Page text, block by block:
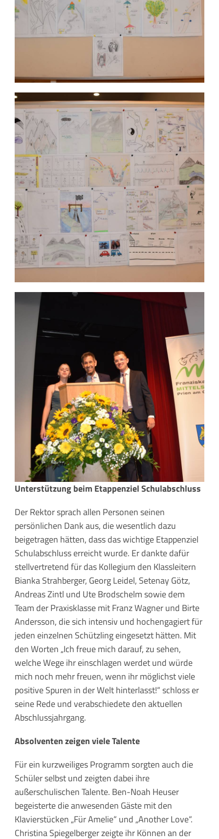
Unterstützung beim Etappenziel Schulabschluss
Der Rektor sprach allen Personen seinen
persönlichen Dank aus, die wesentlich dazu
beigetragen hätten, dass das wichtige Etappenziel
Schulabschluss erreicht wurde. Er dankte dafür
stellvertretend für das Kollegium den Klassleitern
Bianka Strahberger, Georg Leidel, Setenay Götz,
Andreas Zintl und Ute Brodschelm sowie dem
Team der Praxisklasse mit Franz Wagner und Birte
Andersson, die sich intensiv und hochengagiert für
jeden einzelnen Schützling eingesetzt hätten. Mit
den Worten „Ich freue mich darauf, zu sehen,
welche Wege ihr einschlagen werdet und würde
mich noch mehr freuen, wenn ihr möglichst viele
positive Spuren in der Welt hinterlasst!“ schloss er
seine Rede und verabschiedete den aktuellen
Abschlussjahrgang.
Absolventen zeigen viele Talente
Für ein kurzweiliges Programm sorgten auch die
Schüler selbst und zeigten dabei ihre
außerschulischen Talente. Ben-Noah Heuser
begeisterte die anwesenden Gäste mit den
Klavierstücken „Für Amelie“ und „Another Love“.
Christina Spiegelberger zeigte ihr Können an der